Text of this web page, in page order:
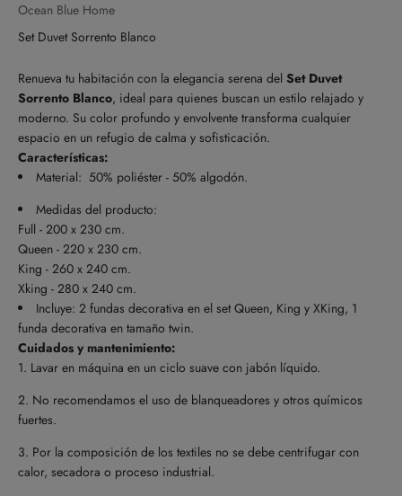
Ocean Blue Home
Set Duvet Sorrento Blanco
Renueva tu habitación con la elegancia serena del Set Duvet
Sorrento Blanco, ideal para quienes buscan un estilo relajado y
moderno. Su color profundo y envolvente transforma cualquier
espacio en un refugio de calma y sofisticación.
Características:
Material: 50% poliéster - 50% algodón.
Medidas del producto:
Full - 200 x 230 cm.
Queen - 220 x 230 cm.
King - 260 x 240 cm.
Xking - 280 x 240 cm.
Incluye: 2 fundas decorativa en el set Queen, King y XKing, 1
funda decorativa en tamaño twin.
Cuidados y mantenimiento:
Lavar en máquina en un ciclo suave con jabón líquido.
No recomendamos el uso de blanqueadores y otros químicos
fuertes.
Por la composición de los textiles no se debe centrifugar con
calor, secadora o proceso industrial.